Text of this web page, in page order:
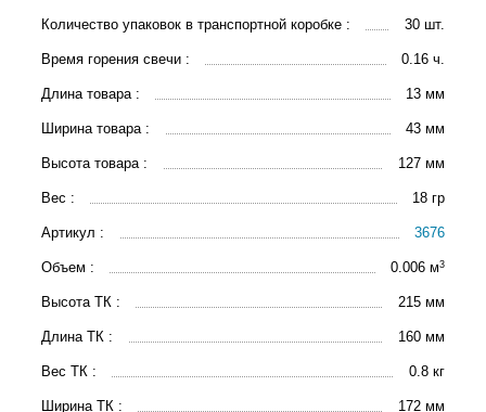
Количество упаковок в транспортной коробке : 30 шт.
Время горения свечи : 0.16 ч.
Длина товара : 13 мм
Ширина товара : 43 мм
Высота товара : 127 мм
Вес : 18 гр
Артикул : 3676
Объем : 0.006 м3
Высота ТК : 215 мм
Длина ТК : 160 мм
Вес ТК : 0.8 кг
Ширина ТК : 172 мм